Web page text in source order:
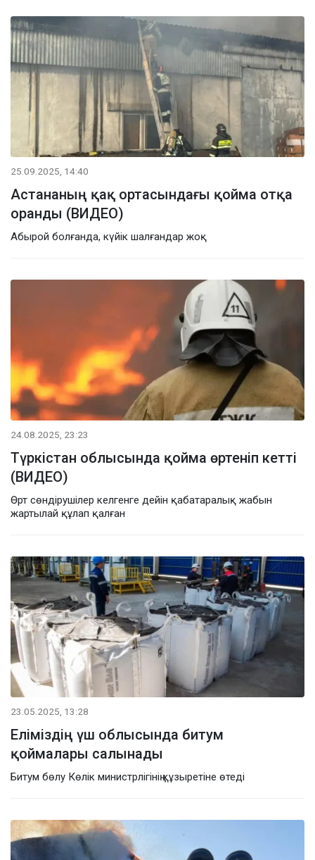
25.09.2025, 14:40
Астананың қақ ортасындағы қойма отқа
оранды (ВИДЕО)
Абырой болғанда, күйік шалғандар жоқ
24.08.2025, 23:23
Түркістан облысында қойма өртеніп кетті
(ВИДЕО)
Өрт сөндірушілер келгенге дейін қабатаралық жабын
жартылай құлап қалған
23.05.2025, 13:28
Еліміздің үш облысында битум
қоймалары салынады
Битум бөлу Көлік министрлігінің құзыретіне өтеді